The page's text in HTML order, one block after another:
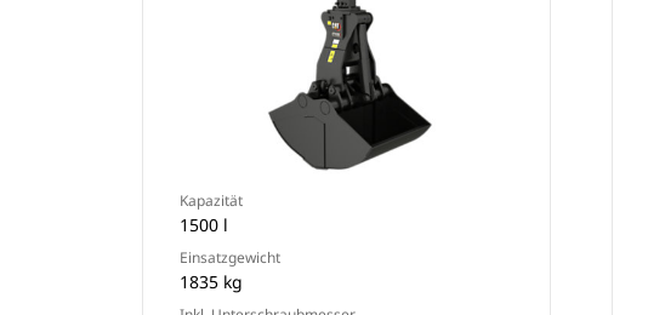
Kapazität
1500 l
Einsatzgewicht
1835 kg